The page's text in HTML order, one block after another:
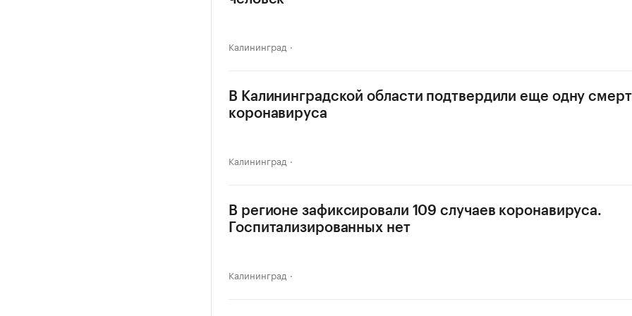
Калининград
В Калининградской области подтвердили еще одну
коронавируса
Калининград
В регионе зафиксировали 109 случаев коронавируса.
Госпитализированных нет
Калининград